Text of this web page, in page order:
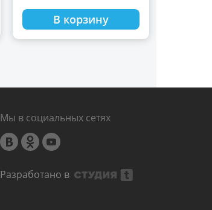
В корзину
Мы в социальных сетях
Разработано в